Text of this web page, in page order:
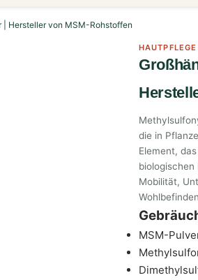
Hersteller von MSM-Rohstoffen
die in
Element,
Mobilität,
MSM-